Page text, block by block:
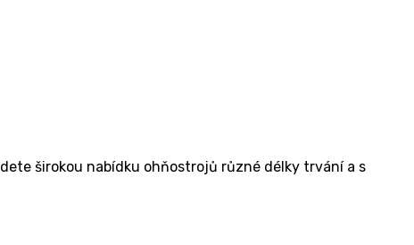
širokou nabídku ohňostrojů různé délky trvání a s